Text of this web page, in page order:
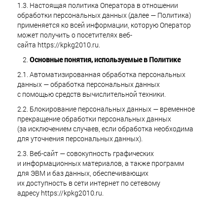
1.3. Настоящая политика Оператора в отношении
обработки персональных данных (далее — Политика)
применяется ко всей информации, которую Оператор
может получить о посетителях веб-
сайта https://kpkg2010.ru.
Основные понятия, используемые в Политике
2.1. Автоматизированная обработка персональных
данных — обработка персональных данных
с помощью средств вычислительной техники.
2.2. Блокирование персональных данных — временное
прекращение обработки персональных данных
(за исключением случаев, если обработка необходима
для уточнения персональных данных).
2.3. Веб-сайт — совокупность графических
и информационных материалов, а также программ
для ЭВМ и баз данных, обеспечивающих
их доступность в сети интернет по сетевому
адресу https://kpkg2010.ru.